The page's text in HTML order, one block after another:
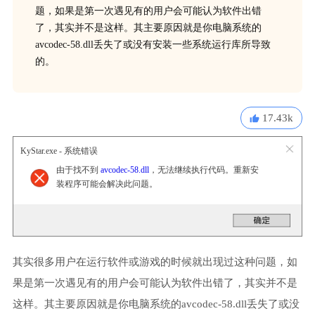
题，如果是第一次遇见有的用户会可能认为软件出错
了，其实并不是这样。其主要原因就是你电脑系统的
avcodec-58.dll丢失了或没有安装一些系统运行库所导致
的。
17.43k
KyStar.exe - 系统错误
由于找不到 avcodec-58.dll，无法继续执行代码。重新安
装程序可能会解决此问题。
其实很多用户在运行软件或游戏的时候就出现过这种问题，如
果是第一次遇见有的用户会可能认为软件出错了，其实并不是
这样。其主要原因就是你电脑系统的avcodec-58.dll丢失了或没